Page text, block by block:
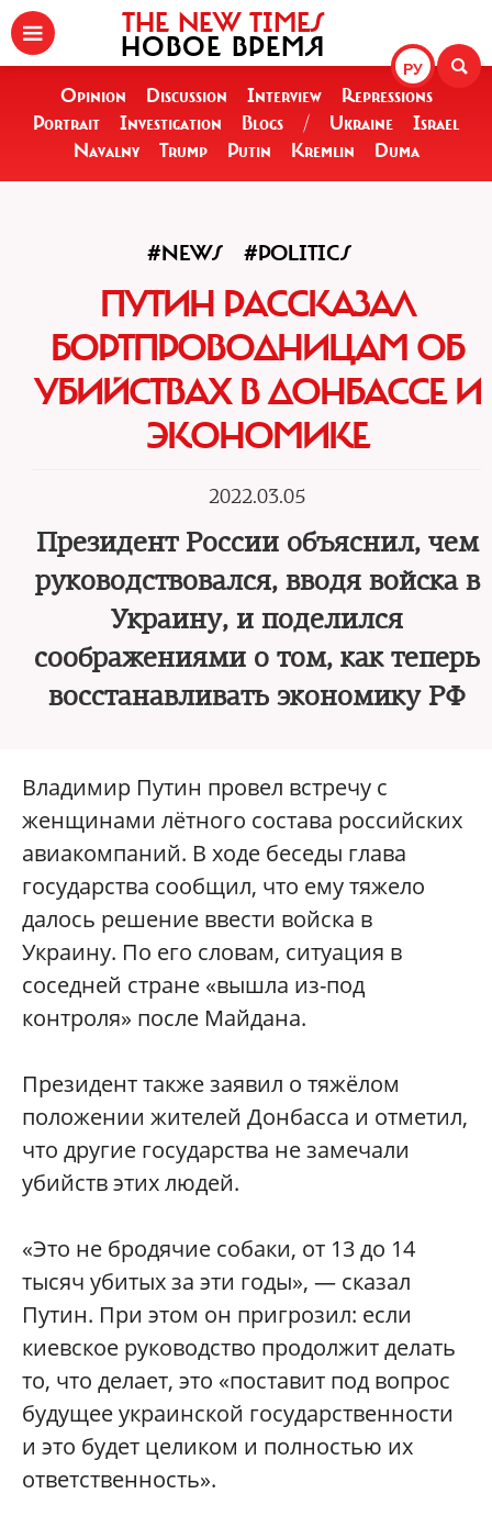
РУ
THE NEW TIMES
НОВОЕ ВРЕМЯ
Opinion Discussion Interview
Repressions
Portrait
Investigation Blogs / Ukraine
Israel
Navalny
Trump Putin Kremlin Duma
#NEWS #POLITICS
ПУТИН РАССКАЗАЛ
БОРТПРОВОДНИЦАМ ОБ
УБИЙСТВАХ В ДОНБАССЕ И
ЭКОНОМИКЕ
2022.03.05
Президент России объяснил, чем
руководствовался, вводя войска в
Украину, и поделился
соображениями о том, как теперь
восстанавливать экономику РФ
Владимир Путин провел встречу с
женщинами лётного состава российских
авиакомпаний. В ходе беседы глава
государства сообщил, что ему тяжело
далось решение ввести войска в
Украину. По его словам, ситуация в
соседней стране «вышла из-под
контроля» после Майдана.
Президент также заявил о тяжёлом
положении жителей Донбасса и отметил,
что другие государства не замечали
убийств этих людей.
«Это не бродячие собаки, от 13 до 14
тысяч убитых за эти годы», — сказал
Путин. При этом он пригрозил: если
киевское руководство продолжит делать
то, что делает, это «поставит под вопрос
будущее украинской государственности
и это будет целиком и полностью их
ответственность».